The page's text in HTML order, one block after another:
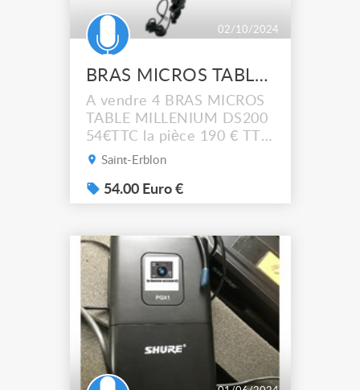
02/10/2024
BRAS MICROS TABLE MILLENIUM DS200
A vendre 4 BRAS MICROS
TABLE MILLENIUM DS200
54€TTC la pièce 190 € TTC
le lot de 4 pièces A venir
min au sud de Rennes (35)
Saint-Erblon
54.00 Euro €